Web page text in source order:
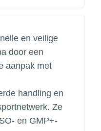
en veilige
door een
aanpak met
handling en
Ze
en GMP+-